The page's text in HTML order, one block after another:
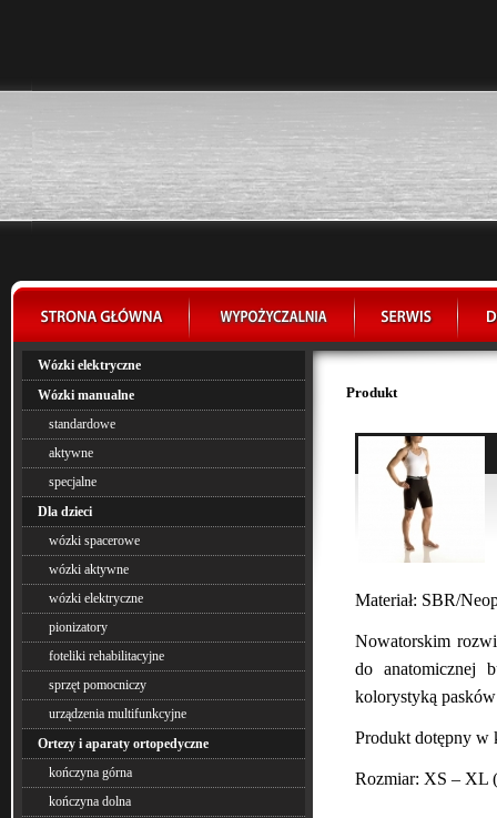
Wózki elektryczne
Wózki manualne
standardowe
aktywne
specjalne
Dla dzieci
wózki spacerowe
wózki aktywne
wózki elektryczne
pionizatory
foteliki rehabilitacyjne
sprzęt pomocniczy
urządzenia multifunkcyjne
Ortezy i aparaty ortopedyczne
kończyna górna
kończyna dolna
Produkt
Materiał: SBR/
Nowatorskim
do anatomicznej
kolorystyką
Produkt dotępny w
Rozmiar: XS – XL